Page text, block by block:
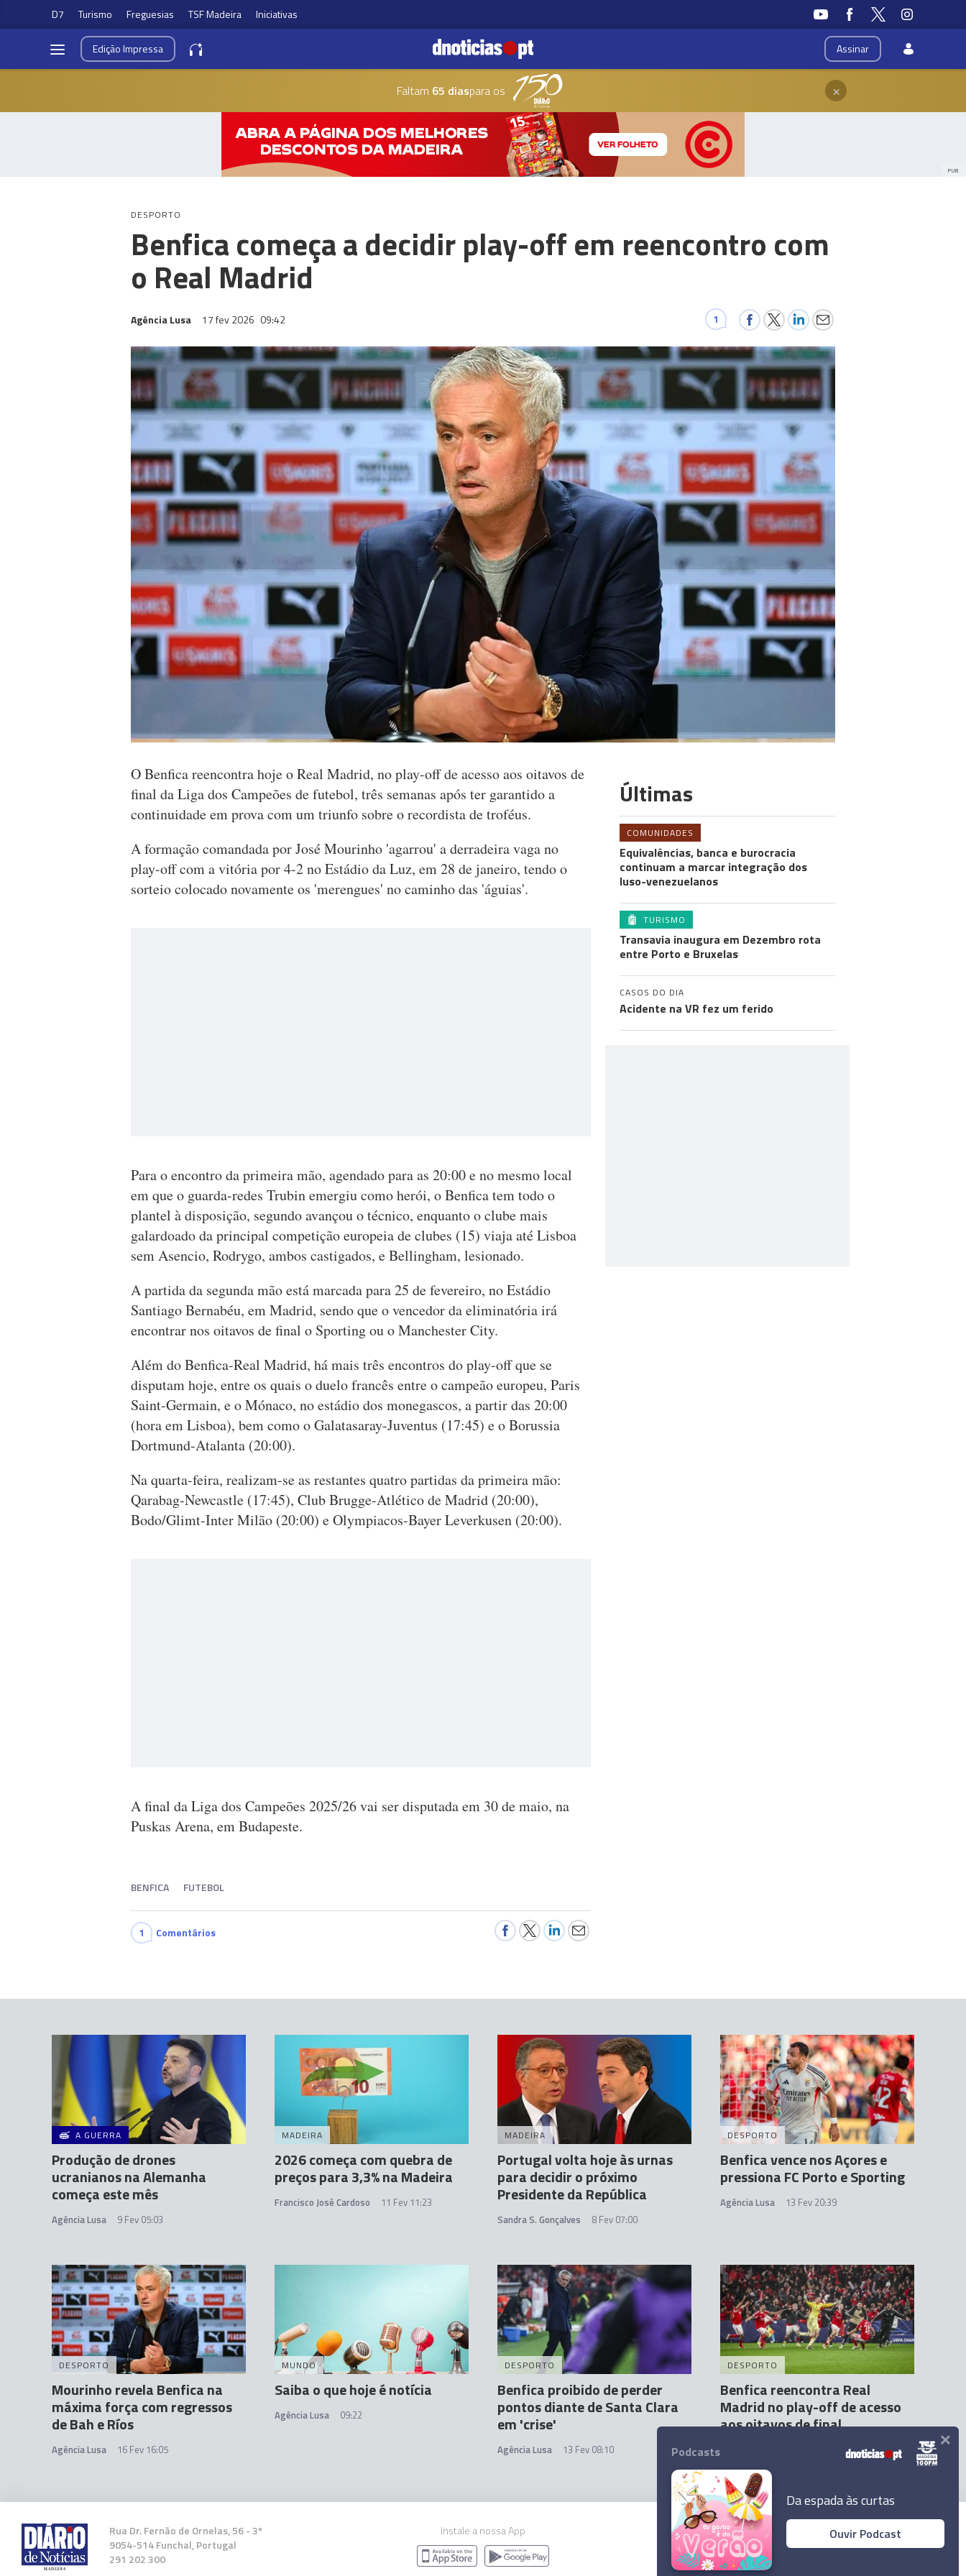
D7 Turismo Freguesias TSF Madeira Iniciativas
Assinar
EdiçãoImpressa
Faltam 65 diaspara os ×
PUB
DESPORTO
Benfica começa a decidir play-off em reencontro com
o Real Madrid
Agência Lusa 17 fev 2026 09:42 1
O Benfica reencontra hoje o Real Madrid, no play-off de acesso aos oitavos de
final da Liga dos Campeões de futebol, três semanas após ter garantido a
continuidade em prova com um triunfo sobre o recordista de troféus.
A formação comandada por José Mourinho 'agarrou' a derradeira vaga no
play-off com a vitória por 4-2 no Estádio da Luz, em 28 de janeiro, tendo o
sorteio colocado novamente os 'merengues' no caminho das 'águias'.
Para o encontro da primeira mão, agendado para as 20:00 e no mesmo local
em que o guarda-redes Trubin emergiu como herói, o Benfica tem todo o
plantel à disposição, segundo avançou o técnico, enquanto o clube mais
galardoado da principal competição europeia de clubes (15) viaja até Lisboa
sem Asencio, Rodrygo, ambos castigados, e Bellingham, lesionado.
A partida da segunda mão está marcada para 25 de fevereiro, no Estádio
Santiago Bernabéu, em Madrid, sendo que o vencedor da eliminatória irá
encontrar nos oitavos de final o Sporting ou o Manchester City.
Além do Benfica-Real Madrid, há mais três encontros do play-off que se
disputam hoje, entre os quais o duelo francês entre o campeão europeu, Paris
Saint-Germain, e o Mónaco, no estádio dos monegascos, a partir das 20:00
(hora em Lisboa), bem como o Galatasaray-Juventus (17:45) e o Borussia
Dortmund-Atalanta (20:00).
Na quarta-feira, realizam-se as restantes quatro partidas da primeira mão:
Qarabag-Newcastle (17:45), Club Brugge-Atlético de Madrid (20:00),
Bodo/Glimt-Inter Milão (20:00) e Olympiacos-Bayer Leverkusen (20:00).
A final da Liga dos Campeões 2025/26 vai ser disputada em 30 de maio, na
Puskas Arena, em Budapeste.
BENFICA FUTEBOL
1 Comentários
Últimas
COMUNIDADES
Equivalências, banca e burocracia
continuam a marcar integração dos
luso-venezuelanos
TURISMO
Transavia inaugura em Dezembro rota
entre Porto e Bruxelas
CASOS DO DIA
Acidente na VR fez um ferido
A GUERRA
Produção de drones
ucranianos na Alemanha
começa este mês
Agência Lusa 9 Fev 05:03
MADEIRA
2026 começa com quebra de
preços para 3,3% na Madeira
Francisco José Cardoso 11 Fev 11:23
MADEIRA
Portugal volta hoje às urnas
para decidir o próximo
Presidente da República
Sandra S. Gonçalves 8 Fev 07:00
DESPORTO
Benfica vence nos Açores e
pressiona FC Porto e Sporting
Agência Lusa 13 Fev 20:39
DESPORTO
Mourinho revela Benfica na
máxima força com regressos
de Bah e Ríos
Agência Lusa 16 Fev 16:05
MUNDO
Saiba o que hoje é notícia
Agência Lusa 09:22
DESPORTO
Benfica proibido de perder
pontos diante de Santa Clara
em 'crise'
Agência Lusa 13 Fev 08:10
DESPORTO
Benfica reencontra Real
Madrid no play-off de acesso
aos oitavos de final
Rua Dr. Fernão de Ornelas, 56 - 3º
9054-514 Funchal, Portugal
291 202 300
Instale a nossa App
© 2026 Empresa Diário de Notícias, Lda.
Podcasts
Da espada às curtas
Ouvir Podcast
×